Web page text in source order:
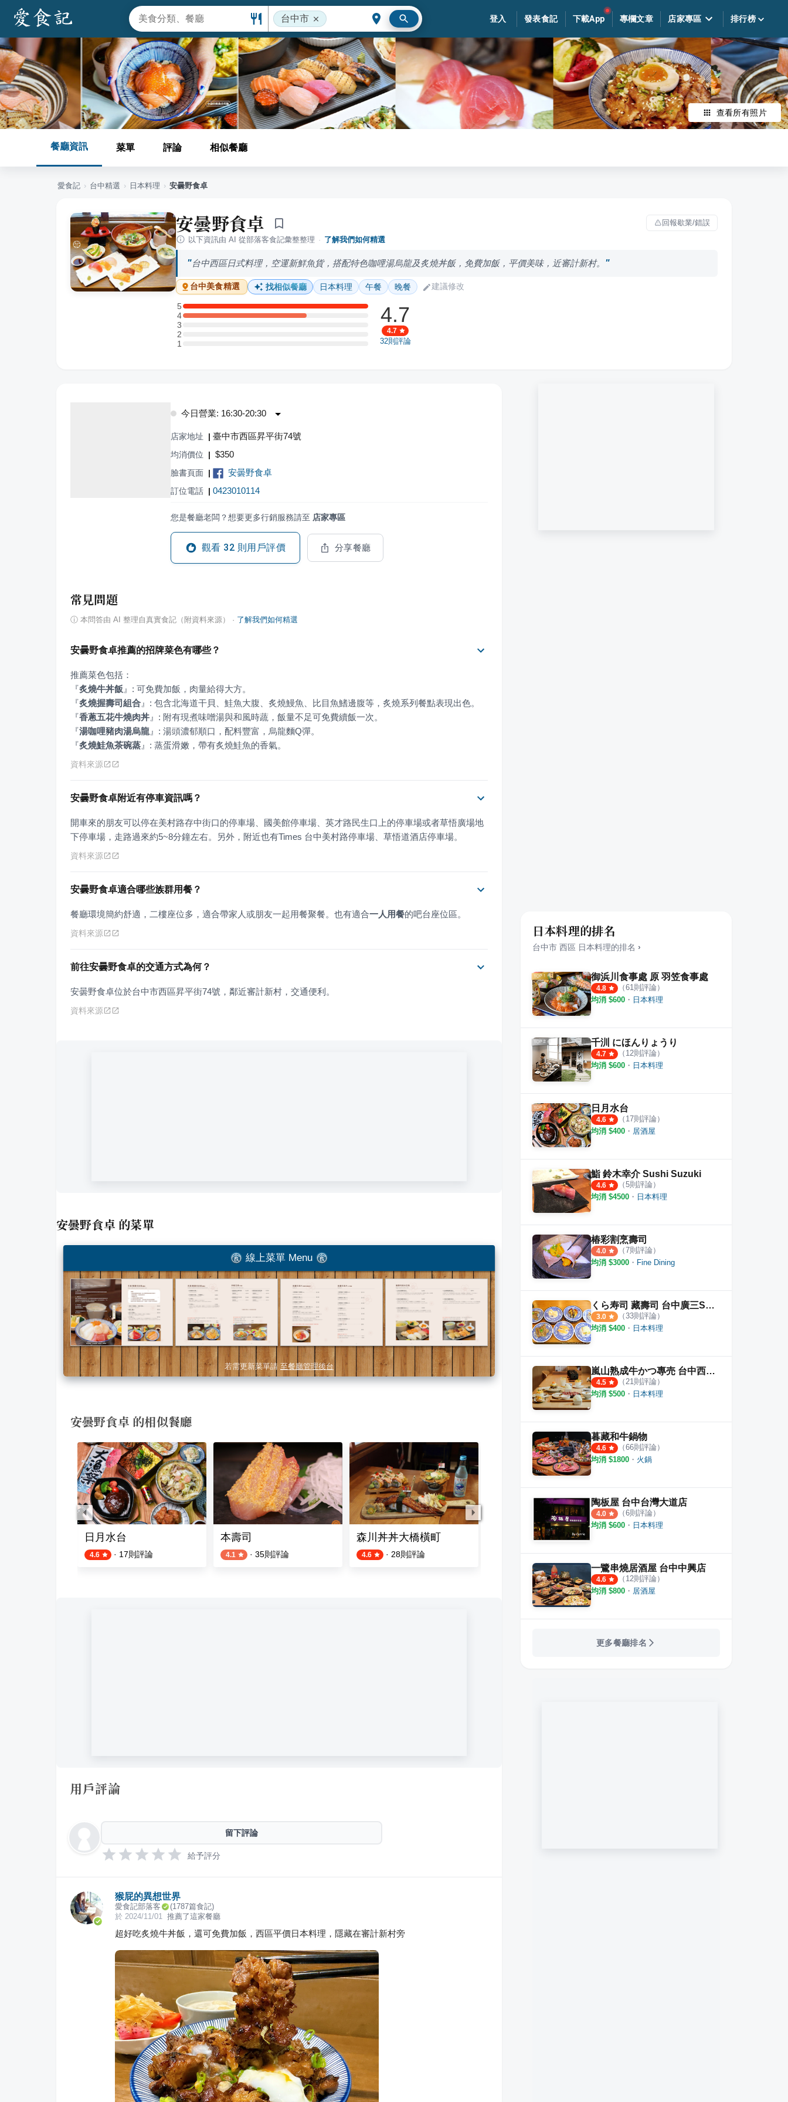
台中市 登入 發表食記 下載App 專欄文章 店家專區 排行榜
查看所有照片
餐廳資訊 菜單 評論 相似餐廳
愛食記 › 台中精選 › 日本料理 › 安曇野食卓
安曇野食卓
回報歇業/錯誤
以下資訊由 AI 從部落客食記彙整整理 · 了解我們如何精選
台中西區日式料理，空運新鮮魚貨，搭配特色咖哩湯烏龍及炙燒丼飯，免費加飯，平價美味，近審計新村。
台中美食精選 找相似餐廳 日本料理 午餐 晚餐 建議修改
5
5 星：9 則評論
4
4 星：6 則評論
3
3 星：0 則評論
2
2 星：0 則評論
11 星：0 則評論
4.7
4.7
32則評論
今日營業: 16:30-20:30
店家地址 | 臺中市西區昇平街74號
均消價位 | $350
臉書頁面 | 安曇野食卓
訂位電話 | 0423010114
您是餐廳老闆？想要更多行銷服務請至 店家專區
觀看 32 則用戶評價 分享餐廳
常見問題
ⓘ 本問答由 AI 整理自真實食記（附資料來源） · 了解我們如何精選
安曇野食卓推薦的招牌菜色有哪些？
『炙燒牛丼飯 』
『炙燒握壽司組合 』
『香蔥五花牛燒肉丼 』
『湯咖哩豬肉湯烏龍 』
『炙燒鮭魚茶碗蒸 』 : 蒸蛋滑嫩，帶有炙燒鮭魚的香氣。
資料來源
安曇野食卓附近有停車資訊嗎？
開車來的朋友可以停在美村路存中街口的停車場、國美館停車場、英才路民生口上的停車場或者草悟廣場地
下停車場，走路過來約5~8分鐘左右。另外，附近也有Times 台中美村路停車場、草悟道酒店停車場。
資料來源
安曇野食卓適合哪些族群用餐？
餐廳環境簡約舒適，二樓座位多，適合帶家人或朋友一起用餐聚餐。也有適合一人用餐的吧台座位區。
資料來源
前往安曇野食卓的交通方式為何？
安曇野食卓位於台中市西區昇平街74號，鄰近審計新村，交通便利。
資料來源
安曇野食卓 的菜單
線上菜單 Menu
若需更新菜單請 至餐廳管理後台
安曇野食卓 的相似餐廳
日月水台
4.6 · 17則評論
本壽司
4.1 · 35則評論
森川丼丼大橋橫町
4.6 · 28則評論
和食 望月
用戶評論
留下評論
給予評分
猴屁的異想世界
愛食記部落客 (1787篇食記)
於 2024/11/01 推薦了這家餐廳
超好吃炙燒牛丼飯，還可免費加飯，西區平價日本料理，隱藏在審計新村旁
日本料理的排名
台中市 西區 日本料理的排名 ›
御浜川食事處 原 羽笠食事處
4.8 （61則評論）
均消 $600 ・ 日本料理
千汌 にほんりょうり
4.7 （ 12則評論）
均消 $600 ・ 日本料理
日月水台
4.6 （ 17則評論）
均消 $400 ・ 居酒屋
鮨 鈴木幸介 Sushi Suzuki
4.6 （5則評論）
均消 $4500 ・ 日本料理
椿彩割烹壽司
4.0 （7則評論）
均消 $3000 ・ Fine Dining
くら寿司 藏壽司 台中廣三SOGO店
3.0 （33則評論）
均消 $400 ・ 日本料理
嵐山熟成牛かつ專売 台中西區健行店
4.5 （21則評論）
均消 $500 ・ 日本料理
暮藏和牛鍋物
4.6 （66則評論）
均消 $1800 ・ 火鍋
陶板屋 台中台灣大道店
4.0 （6則評論）
均消 $600 ・ 日本料理
一鷺串燒居酒屋 台中中興店
4.6 （ 12則評論）
均消 $800 ・ 居酒屋
更多餐廳排名